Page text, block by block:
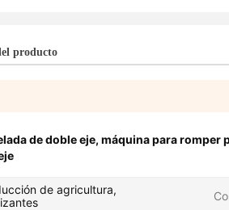
producto
de doble eje, máquina para romper
de agricultura,